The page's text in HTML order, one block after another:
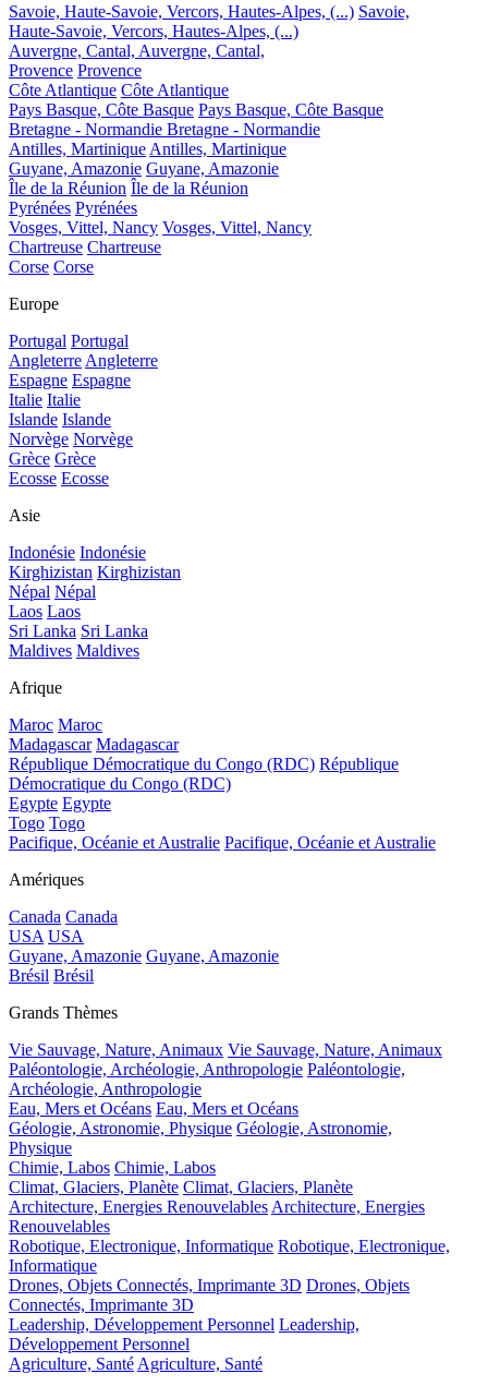
Savoie, Haute-Savoie, Vercors, Hautes-Alpes, (...) Savoie,
Haute-Savoie, Vercors, Hautes-Alpes, (...)
Auvergne, Cantal, Auvergne, Cantal,
Provence Provence
Côte Atlantique Côte Atlantique
Pays Basque, Côte Basque Pays Basque, Côte Basque
Bretagne - Normandie Bretagne - Normandie
Antilles, Martinique Antilles, Martinique
Guyane, Amazonie Guyane, Amazonie
Île de la Réunion Île de la Réunion
Pyrénées Pyrénées
Vosges, Vittel, Nancy Vosges, Vittel, Nancy
Chartreuse Chartreuse
Corse Corse
Europe
Portugal Portugal
Angleterre Angleterre
Espagne Espagne
Italie Italie
Islande Islande
Norvège Norvège
Grèce Grèce
Ecosse Ecosse
Asie
Indonésie Indonésie
Kirghizistan Kirghizistan
Népal Népal
Laos Laos
Sri Lanka Sri Lanka
Maldives Maldives
Afrique
Maroc Maroc
Madagascar Madagascar
République Démocratique du Congo (RDC) République
Démocratique du Congo (RDC)
Egypte Egypte
Togo Togo
Pacifique, Océanie et Australie Pacifique, Océanie et Australie
Amériques
Canada Canada
USA USA
Guyane, Amazonie Guyane, Amazonie
Brésil Brésil
Grands Thèmes
Vie Sauvage, Nature, Animaux Vie Sauvage, Nature, Animaux
Paléontologie, Archéologie, Anthropologie Paléontologie,
Archéologie, Anthropologie
Eau, Mers et Océans Eau, Mers et Océans
Géologie, Astronomie, Physique Géologie, Astronomie,
Physique
Chimie, Labos Chimie, Labos
Climat, Glaciers, Planète Climat, Glaciers, Planète
Architecture, Energies Renouvelables Architecture, Energies
Renouvelables
Robotique, Electronique, Informatique Robotique, Electronique,
Informatique
Drones, Objets Connectés, Imprimante 3D Drones, Objets
Connectés, Imprimante 3D
Leadership, Développement Personnel Leadership,
Développement Personnel
Agriculture, Santé Agriculture, Santé